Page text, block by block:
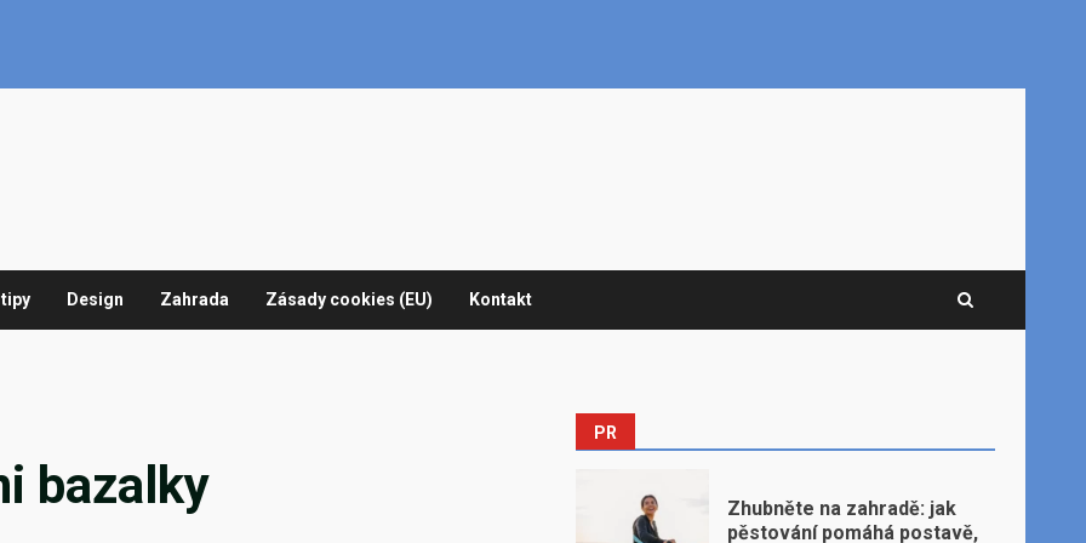
Design Zahrada Zásady cookies (EU) Kontakt
bazalky
PR
Zhubněte na zahradě: jak
pěstování pomáhá postavě,